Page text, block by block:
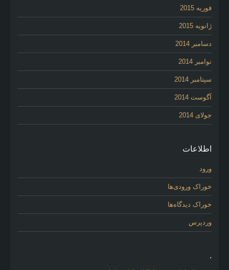
فوریه 2015
ژانویه 2015
دسامبر 2014
نوامبر 2014
سپتامبر 2014
آگوست 2014
جولای 2014
اطلاعات
ورود
خوراک ورودی‌ها
خوراک دیدگاه‌ها
وردپرس
.